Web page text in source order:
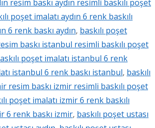
resim baskı aydın resimli baskılı poşet
poşet imalatı aydın 6 renk baskılı
6 renk baskı aydın, baskılı poşet
baskı istanbul resimli baskılı poşet
poşet imalatı istanbul 6 renk
istanbul 6 renk baskı istanbul, baskılı
resim baskı izmir resimli baskılı poşet
poşet imalatı izmir 6 renk baskılı
6 renk baskı izmir, baskılı poşet ustası